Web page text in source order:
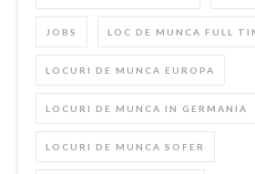
JOBS LOC DE MUNCA FULL
LOCURI DE MUNCA EUROPA
LOCURI DE MUNCA IN GERMANIA
LOCURI DE MUNCA SOFER